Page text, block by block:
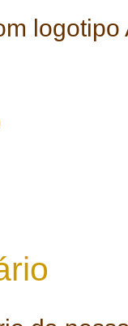
logotipo